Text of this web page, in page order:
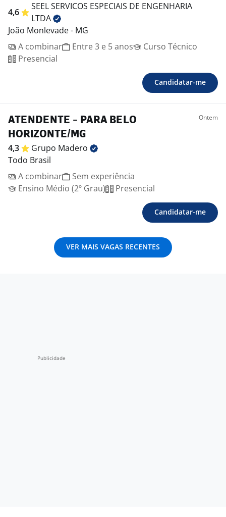
4,6
SEEL SERVICOS ESPECIAIS DE ENGENHARIA
LTDA
João Monlevade - MG
A combinar
Entre 3 e 5 anos
Curso Técnico
Presencial
Candidatar-me
ATENDENTE - PARA BELO
HORIZONTE/MG
Ontem
4,3 Grupo Madero
Todo Brasil
A combinar
Sem experiência
Ensino Médio (2º Grau)
Presencial
Candidatar-me
VER MAIS VAGAS RECENTES